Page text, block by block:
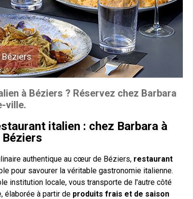
Béziers
à Béziers ? Réservez chez Barbara
ville.
italien : chez Barbara à
Béziers
authentique au cœur de Béziers, restaurant
pour savourer la véritable gastronomie italienne.
institution locale, vous transporte de l'autre côté
élaborée à partir de produits frais et de saison